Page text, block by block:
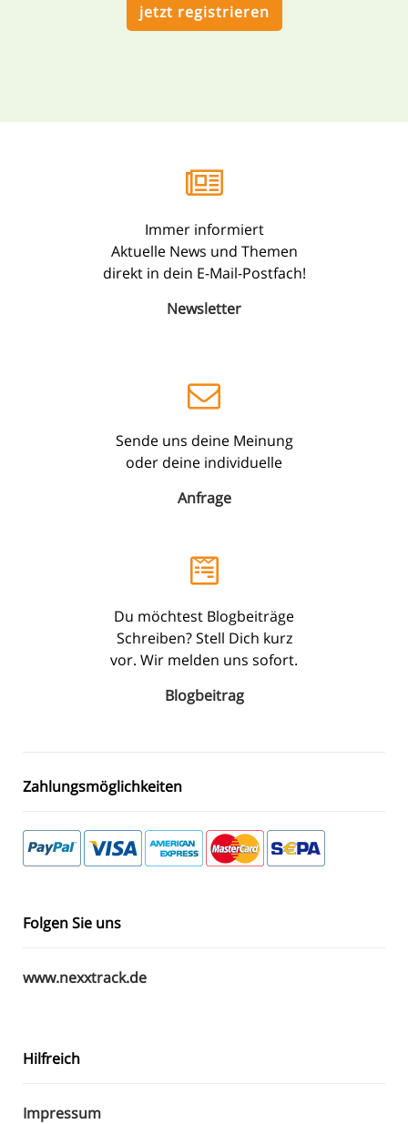
jetzt registrieren
Immer informiert
Aktuelle News und Themen
direkt in dein E-Mail-Postfach!
Newsletter
Sende uns deine Meinung
oder deine individuelle
Anfrage
Du möchtest Blogbeiträge
Schreiben? Stell Dich kurz
vor. Wir melden uns sofort.
Blogbeitrag
Zahlungsmöglichkeiten
Folgen Sie uns
www.nexxtrack.de
Hilfreich
Impressum